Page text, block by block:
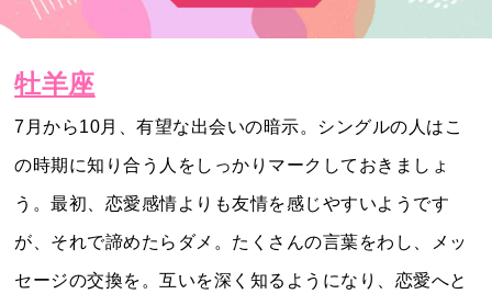
牡羊座
7月から10月、有望な出会いの暗示。シングルの人はこ
の時期に知り合う人をしっかりマークしておきましょ
う。最初、恋愛感情よりも友情を感じやすいようです
が、それで諦めたらダメ。たくさんの言葉をわし、メッ
セージの交換を。互いを深く知るようになり、恋愛へと